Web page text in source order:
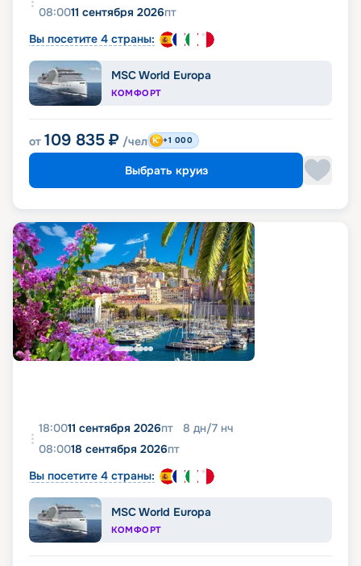
08:0011 сентября 2026пт
Вы посетите 4 страны:
MSC World Europa
КОМФОРТ
от 109 835 ₽ /чел +1 000
Выбрать круиз
18:0011 сентября 2026пт 8 дн/7 нч
08:0018 сентября 2026пт
Вы посетите 4 страны:
MSC World Europa
КОМФОРТ